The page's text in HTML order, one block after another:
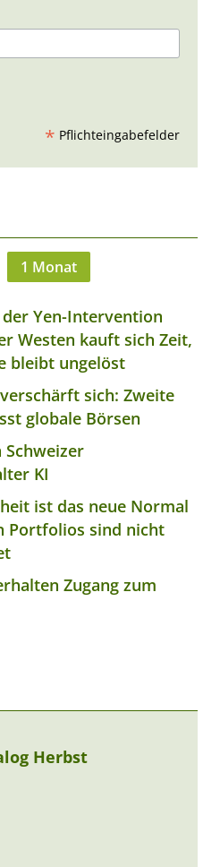
* Pflichteingabefelder
1 Monat
der Yen-Intervention
Westen kauft sich Zeit,
bleibt ungelöst
sich: Zweite
globale Börsen
Schweizer
KI
ist das neue Normal
Portfolios sind nicht
Zugang zum
Herbst